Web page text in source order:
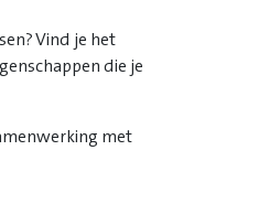
Vind je het
die je
met